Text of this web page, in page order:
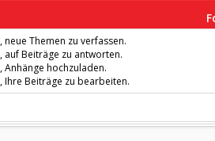
, neue Themen zu verfassen.
, auf Beiträge zu antworten.
, Anhänge hochzuladen.
, Ihre Beiträge zu bearbeiten.